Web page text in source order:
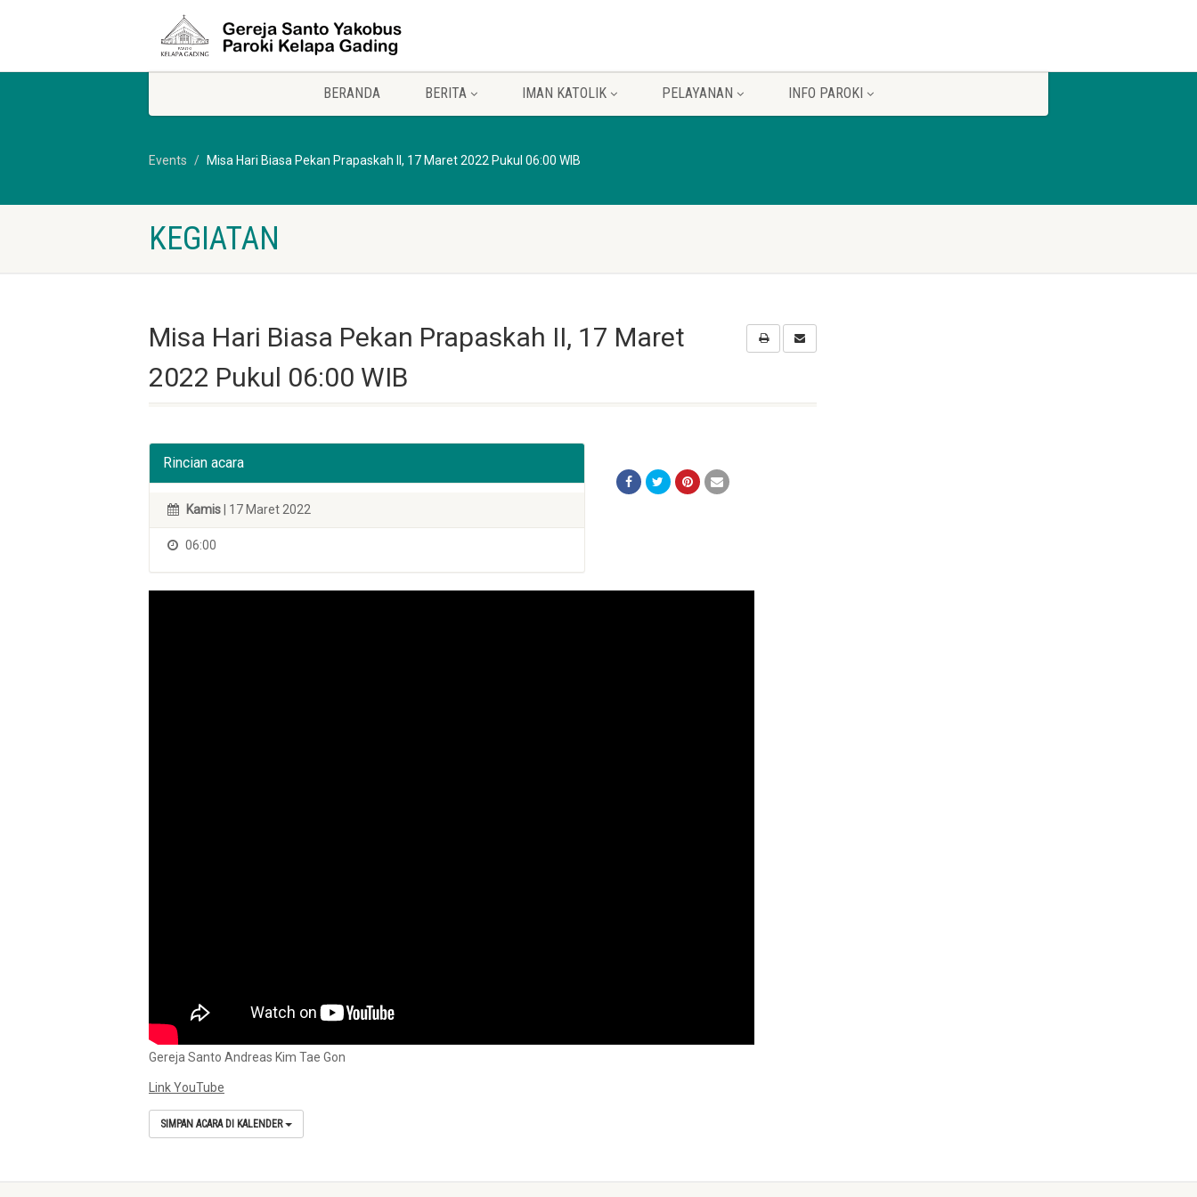
BERANDA BERITA IMAN KATOLIK PELAYANAN INFO PAROKI
Events Misa Hari Biasa Pekan Prapaskah II, 17 Maret 2022 Pukul 06:00 WIB
KEGIATAN
Misa Hari Biasa Pekan Prapaskah II, 17 Maret
2022 Pukul 06:00 WIB
Rincian acara
Kamis | 17 Maret 2022
06:00
Gereja Santo Andreas Kim Tae Gon
Link YouTube
SIMPAN ACARA DI KALENDER